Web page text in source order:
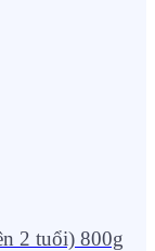
2 tuổi) 800g